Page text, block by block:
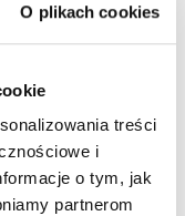
O plikach cookies
treści
i
o tym, jak
partnerom
Control